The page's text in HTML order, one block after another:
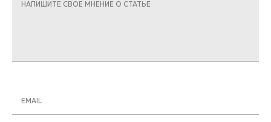
НАПИШИТЕ СВОЕ МНЕНИЕ О СТАТЬЕ
EMAIL